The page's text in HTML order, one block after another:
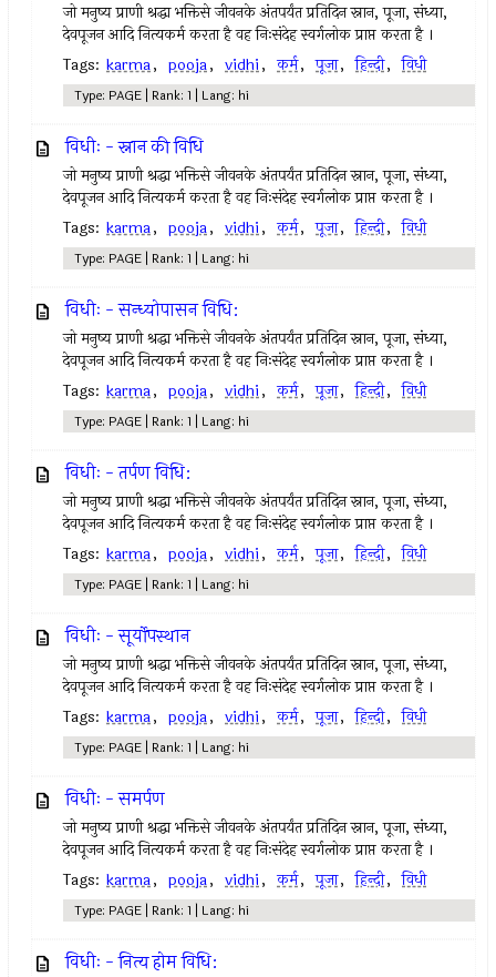
जो मनुष्य प्राणी श्रद्धा भक्तिसे जीवनके अंतपर्यंत प्रतिदिन स्नान, पूजा, संध्या,
देवपूजन आदि नित्यकर्म करता है वह निःसंदेह स्वर्गलोक प्राप्त करता है ।
Tags: karma, pooja, vidhi, कर्म, पूजा, हिन्दी, विधी
Type: PAGE | Rank: 1 | Lang: hi
विधीः - स्नान की विधि
जो मनुष्य प्राणी श्रद्धा भक्तिसे जीवनके अंतपर्यंत प्रतिदिन स्नान, पूजा, संध्या,
देवपूजन आदि नित्यकर्म करता है वह निःसंदेह स्वर्गलोक प्राप्त करता है ।
Tags: karma, pooja, vidhi, कर्म, पूजा, हिन्दी, विधी
Type: PAGE | Rank: 1 | Lang: hi
विधीः - सन्ध्योपासन विधि:
जो मनुष्य प्राणी श्रद्धा भक्तिसे जीवनके अंतपर्यंत प्रतिदिन स्नान, पूजा, संध्या,
देवपूजन आदि नित्यकर्म करता है वह निःसंदेह स्वर्गलोक प्राप्त करता है ।
Tags: karma, pooja, vidhi, कर्म, पूजा, हिन्दी, विधी
Type: PAGE | Rank: 1 | Lang: hi
विधीः - तर्पण विधि:
जो मनुष्य प्राणी श्रद्धा भक्तिसे जीवनके अंतपर्यंत प्रतिदिन स्नान, पूजा, संध्या,
देवपूजन आदि नित्यकर्म करता है वह निःसंदेह स्वर्गलोक प्राप्त करता है ।
Tags: karma, pooja, vidhi, कर्म, पूजा, हिन्दी, विधी
Type: PAGE | Rank: 1 | Lang: hi
विधीः - सूर्योपस्थान
जो मनुष्य प्राणी श्रद्धा भक्तिसे जीवनके अंतपर्यंत प्रतिदिन स्नान, पूजा, संध्या,
देवपूजन आदि नित्यकर्म करता है वह निःसंदेह स्वर्गलोक प्राप्त करता है ।
Tags: karma, pooja, vidhi, कर्म, पूजा, हिन्दी, विधी
Type: PAGE | Rank: 1 | Lang: hi
विधीः - समर्पण
जो मनुष्य प्राणी श्रद्धा भक्तिसे जीवनके अंतपर्यंत प्रतिदिन स्नान, पूजा, संध्या,
देवपूजन आदि नित्यकर्म करता है वह निःसंदेह स्वर्गलोक प्राप्त करता है ।
Tags: karma, pooja, vidhi, कर्म, पूजा, हिन्दी, विधी
Type: PAGE | Rank: 1 | Lang: hi
विधीः - नित्य होम विधि: